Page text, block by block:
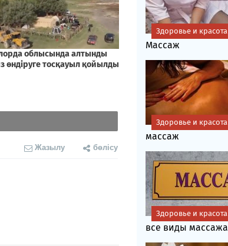
Жазылу бөлісу
Массаж
Здоровье и красота
массаж
Здоровье и красота
все виды массажа
Здоровье и красота